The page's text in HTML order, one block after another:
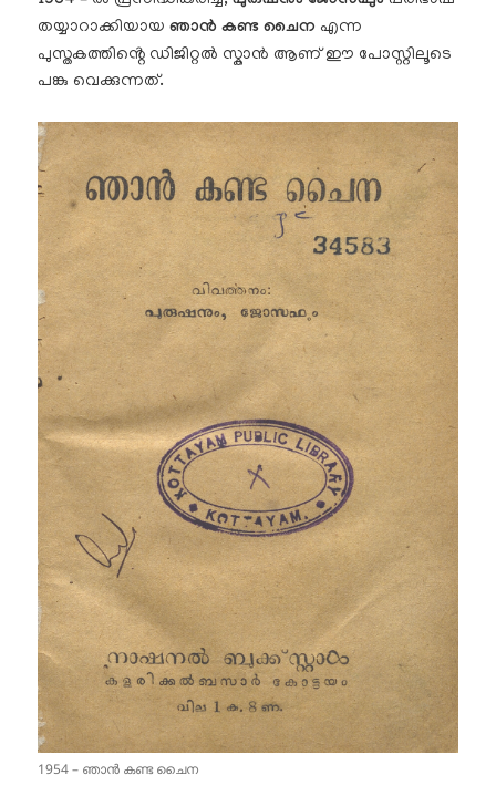
തയ്യാറാക്കിയായഞാൻ കണ്ട ചൈന എന്ന
പുസ്തകത്തിൻ്റെ ഡിജിറ്റൽ സ്കാൻ ആണ് ഈ പോസ്റ്റിലൂടെ
പങ്കു വെക്കുന്നത്.
1954 – ഞാൻ കണ്ട ചൈന